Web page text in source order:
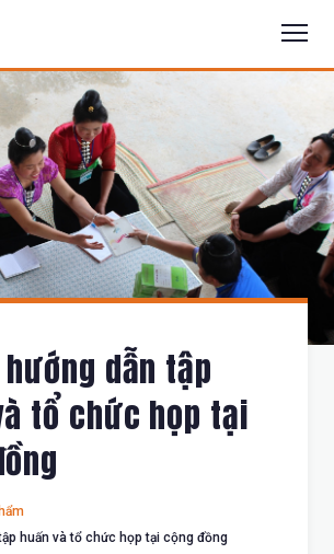
dẫn tập
tổ chức họp tại
huấn và tổ chức họp tại cộng đồng